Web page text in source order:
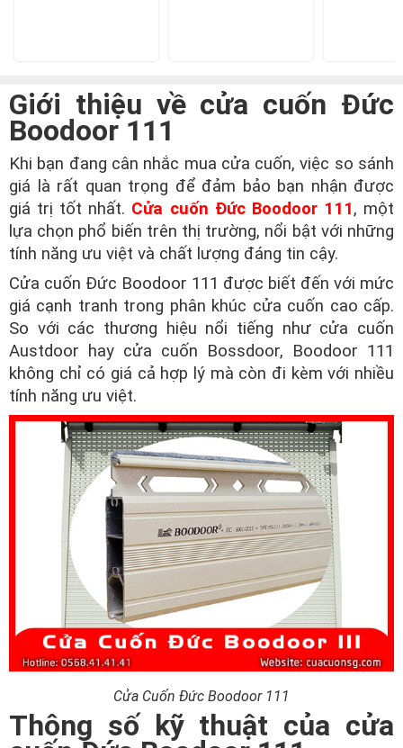
Giới thiệu về cửa cuốn Đức
Boodoor 111
Khi bạn đang cân nhắc mua cửa cuốn, việc so sánh
giá là rất quan trọng để đảm bảo bạn nhận được
giá trị tốt nhất. Cửa cuốn Đức Boodoor 111, một
lựa chọn phổ biến trên thị trường, nổi bật với những
tính năng ưu việt và chất lượng đáng tin cậy.
Cửa cuốn Đức Boodoor 111 được biết đến với mức
giá cạnh tranh trong phân khúc cửa cuốn cao cấp.
So với các thương hiệu nổi tiếng như cửa cuốn
Austdoor hay cửa cuốn Bossdoor, Boodoor 111
không chỉ có giá cả hợp lý mà còn đi kèm với nhiều
tính năng ưu việt.
Cửa Cuốn Đức Boodoor 111
Thông số kỹ thuật của cửa